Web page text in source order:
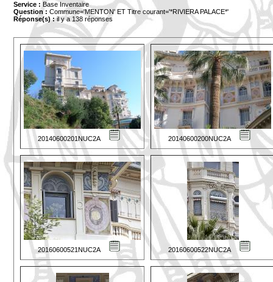
Service : Base Inventaire
Question : Commune='MENTON' ET Titre courant='*RIVIERA PALACE*'
Réponse(s) :il y a 138 réponses
20140600201NUC2A 20140600200NUC2A
20160600521NUC2A 20160600522NUC2A